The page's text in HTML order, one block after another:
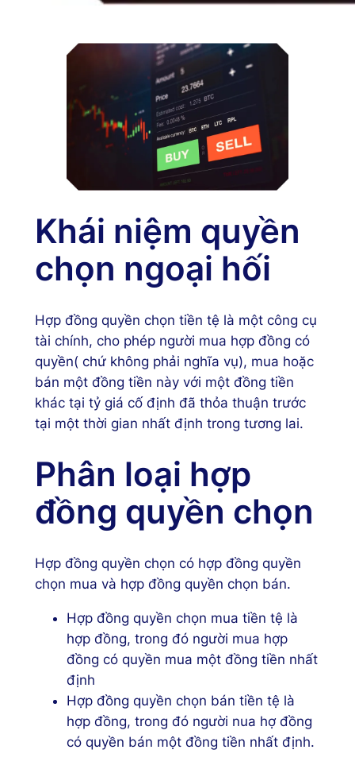
Khái niệm quyền
chọn ngoại hối
Hợp đồng quyền chọn tiền tệ là một công cụ
tài chính, cho phép người mua hợp đồng có
quyền( chứ không phải nghĩa vụ), mua hoặc
bán một đồng tiền này với một đồng tiền
khác tại tỷ giá cố định đã thỏa thuận trước
tại một thời gian nhất định trong tương lai.
Phân loại hợp
đồng quyền chọn
Hợp đồng quyền chọn có hợp đồng quyền
chọn mua và hợp đồng quyền chọn bán.
Hợp đồng quyền chọn mua tiền tệ là
hợp đồng, trong đó người mua hợp
đồng có quyền mua một đồng tiền nhất
định
Hợp đồng quyền chọn bán tiền tệ là
hợp đồng, trong đó người nua hợ đồng
có quyền bán một đồng tiền nhất định.